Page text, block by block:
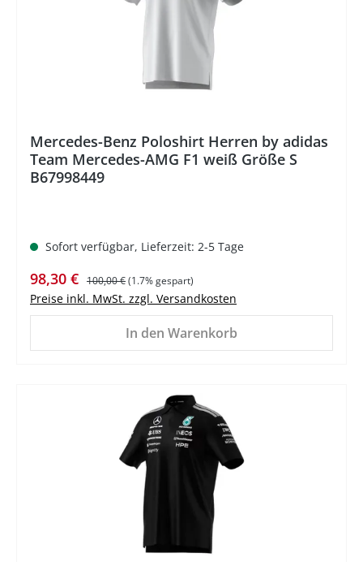
Mercedes-Benz Poloshirt Herren by adidas
Team Mercedes-AMG F1 weiß Größe S
B67998449
Sofort verfügbar, Lieferzeit: 2-5 Tage
Verkaufspreis:
98,30 € Regulärer Preis:
100,00 €(1.7% gespart)
Preise inkl. MwSt. zzgl. Versandkosten
In den Warenkorb